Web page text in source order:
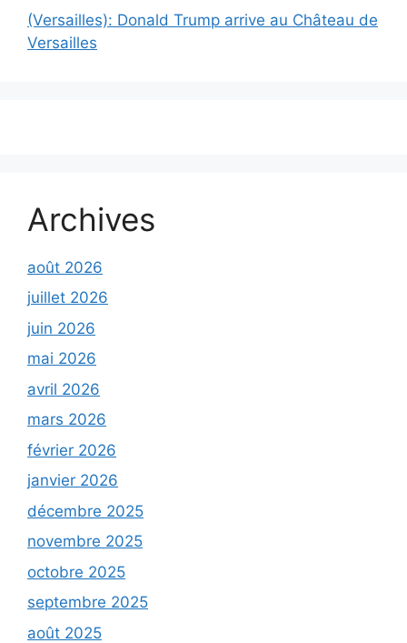
(Versailles): Donald Trump arrive au Château de
Versailles
Archives
août 2026
juillet 2026
juin 2026
mai 2026
avril 2026
mars 2026
février 2026
janvier 2026
décembre 2025
novembre 2025
octobre 2025
septembre 2025
août 2025